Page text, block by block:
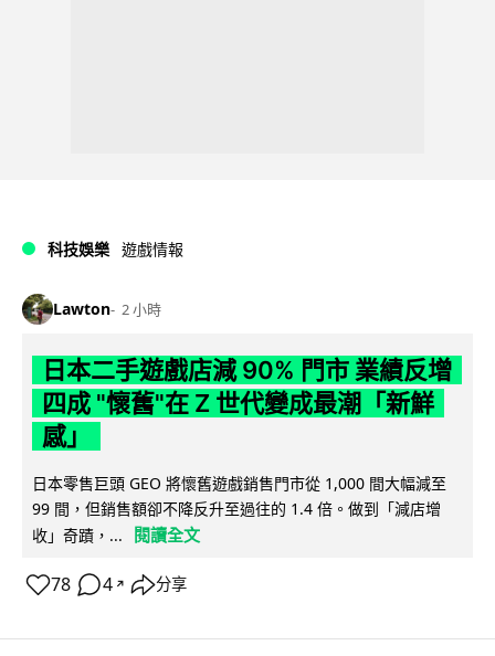
科技娛樂 遊戲情報
Lawton 2 小時
日本二手遊戲店減 90% 門市 業績反增
四成 "懷舊"在 Z 世代變成最潮「新鮮
感」
日本零售巨頭 GEO 將懷舊遊戲銷售門市從 1,000 間大幅減至
99 間，但銷售額卻不降反升至過往的 1.4 倍。做到「減店增
收」奇蹟，...
閱讀全文
78 4 ↗ 分享